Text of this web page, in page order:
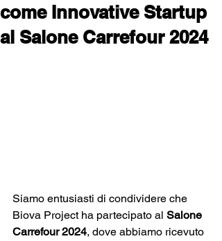
come Innovative Startup
al Salone Carrefour 2024
Siamo entusiasti di condividere che
Biova Project ha partecipato al Salone
Carrefour 2024, dove abbiamo ricevuto